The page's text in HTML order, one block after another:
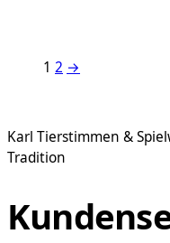
1 2 →
Karl Tierstimmen &
Tradition